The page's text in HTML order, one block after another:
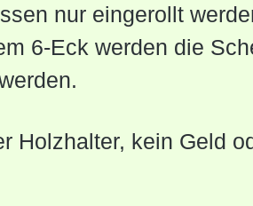
nur eingerollt
6-Eck werden die
Holzhalter, kein Geld